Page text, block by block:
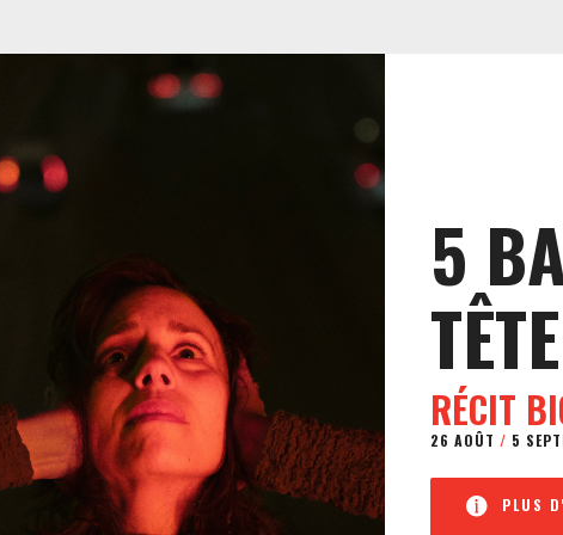
5
TÊTE
RÉCIT
26 AOÛT / 5
PLUS